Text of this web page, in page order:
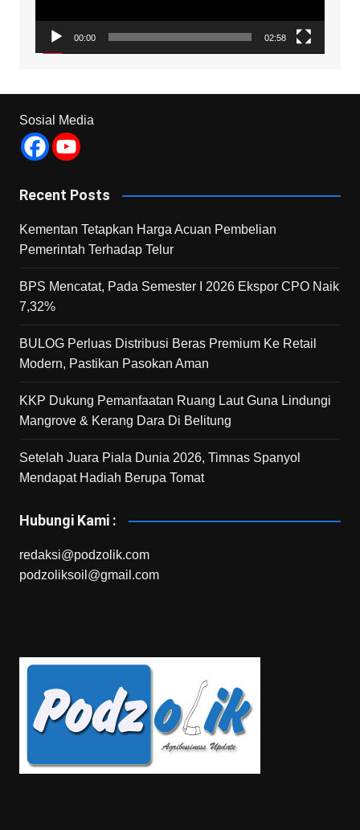
00:00 02:58
Sosial Media
Recent Posts
Kementan Tetapkan Harga Acuan Pembelian
Pemerintah Terhadap Telur
BPS Mencatat, Pada Semester I 2026 Ekspor CPO Naik
7,32%
BULOG Perluas Distribusi Beras Premium Ke Retail
Modern, Pastikan Pasokan Aman
KKP Dukung Pemanfaatan Ruang Laut Guna Lindungi
Mangrove & Kerang Dara Di Belitung
Setelah Juara Piala Dunia 2026, Timnas Spanyol
Mendapat Hadiah Berupa Tomat
Hubungi Kami :
redaksi@podzolik.com
podzoliksoil@gmail.com